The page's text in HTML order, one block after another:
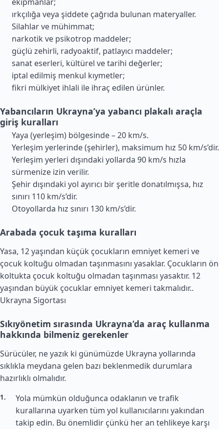
ırkçılığa veya şiddete çağrıda bulunan materyaller.
Silahlar ve mühimmat;
narkotik ve psikotrop maddeler;
güçlü zehirli, radyoaktif, patlayıcı maddeler;
sanat eserleri, kültürel ve tarihi değerler;
iptal edilmiş menkul kıymetler;
fikri mülkiyet ihlali ile ihraç edilen ürünler.
Yabancıların Ukrayna’ya yabancı plakalı araçla
giriş kuralları
Yaya (yerleşim) bölgesinde – 20 km/s.
Yerleşim yerlerinde (şehirler), maksimum hız 50 km/s’dir.
Yerleşim yerleri dışındaki yollarda 90 km/s hızla
sürmenize izin verilir.
Şehir dışındaki yol ayırıcı bir şeritle donatılmışsa, hız
sınırı 110 km/s’dir.
Otoyollarda hız sınırı 130 km/s’dir.
Arabada çocuk taşıma kuralları
Yasa, 12 yaşından küçük çocukların emniyet kemeri ve
çocuk koltuğu olmadan taşınmasını yasaklar. Çocukların ön
koltukta çocuk koltuğu olmadan taşınması yasaktır. 12
yaşından büyük çocuklar emniyet kemeri takmalıdır..
Ukrayna Sigortası
Sıkıyönetim sırasında Ukrayna’da araç kullanma
hakkında bilmeniz gerekenler
Sürücüler, ne yazık ki günümüzde Ukrayna yollarında
sıklıkla meydana gelen bazı beklenmedik durumlara
hazırlıklı olmalıdır.
Yola mümkün olduğunca odaklanın ve trafik
kurallarına uyarken tüm yol kullanıcılarını yakından
takip edin. Bu önemlidir çünkü her an tehlikeye karşı